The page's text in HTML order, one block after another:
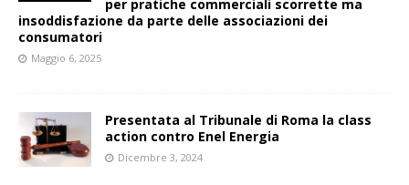
per pratiche commerciali scorrette ma
insoddisfazione da parte delle associazioni dei
consumatori
Maggio 6, 2025
Presentata al Tribunale di Roma la class
action contro Enel Energia
Dicembre 3, 2024